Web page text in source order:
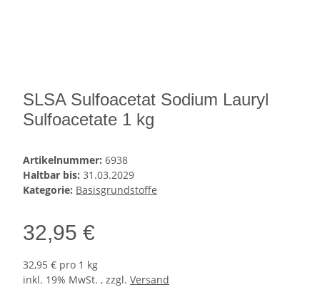
SLSA Sulfoacetat Sodium Lauryl
Sulfoacetate 1 kg
Artikelnummer: 6938
Haltbar bis: 31.03.2029
Kategorie: Basisgrundstoffe
32,95 €
32,95 € pro 1 kg
inkl. 19% MwSt. , zzgl. Versand